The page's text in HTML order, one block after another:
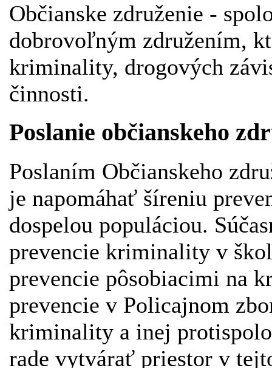
Občianske združenie -
dobrovoľným združením,
kriminality, drogových
činnosti.
Poslanie občianskeho
Poslaním Občianskeho
je napomáhať šíreniu
dospelou populáciou.
prevencie kriminality v
prevencie pôsobiacimi na
prevencie v Policajnom
kriminality a inej
rade vytvárať priestor v